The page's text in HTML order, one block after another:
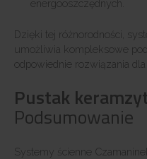
energooszczędnych.
Dzięki tej różnorodności,
umożliwia kompleksowe
odpowiednie rozwiązania
Pustak
Podsumowanie
Systemy ścienne